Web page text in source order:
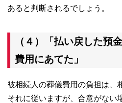
あると判断されるでしょう。
（４）「払い戻した預
費用にあてた」
被相続人の葬儀費用の負担は、
それに従いますが、合意がない